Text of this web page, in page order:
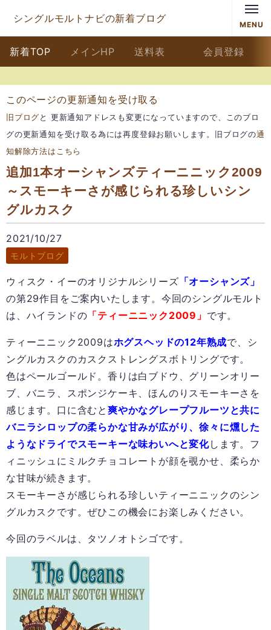
シングルモルトナビの新着ブログ
MENU
新着TOP メインHP 送料表 会員登録
このページの更新通知を受け取る
旧ブログと 更新通知アドレスも変更になっていますので、このブロ
グの更新通知を受け取る為には再度登録お願いします。旧ブログの通
知解除方法はこちら
追加1本オーシャンズティーニニック2009
～スモーキーさが感じられる珍しいシン
グルカスク
2021/10/27
モルトブログ
ウィスク・イーのオリジナルシリーズ 「オーシャンズ」
の第29作目をご案内いたします。今回のシングルモルト
は、ハイランドの 「ティーニニック2009」 です。
ティーニニック2009はホグスヘッドの12年熟成で、シ
ングルカスクのカスクストレングスボトリングです。
色はペールゴールド。香りは白ブドウ、グリーンオリー
ブ、バニラ、スポンジケーキ、ほんのりスモーキーさを
感じます。口に含むと 爽やかなグレープフルーツと共に
バニラシロップの柔らかな甘みが広がり、徐々に燻した
ようなドライでスモーキーな味わいへと変化します。フ
ィニッシュにミルクチョコレートが顔を覗かせ、柔らか
な甘味が続きます。
スモーキーさが感じられる珍しいティーニニックのシン
グルカスクです。ぜひこの機会にお楽しみください。
今回のラベルは、タツノオトシゴです。